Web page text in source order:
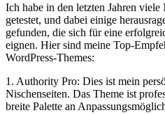
Ich habe in den letzten Jahren viele
getestet, und‌ dabei ⁣einige
gefunden, die sich für eine‌
eignen. Hier ‌sind ⁣meine Top-
WordPress-Themes:
1. Authority Pro: Dies ‌ist mein
Nischenseiten. Das Theme ist
breite Palette⁤ an